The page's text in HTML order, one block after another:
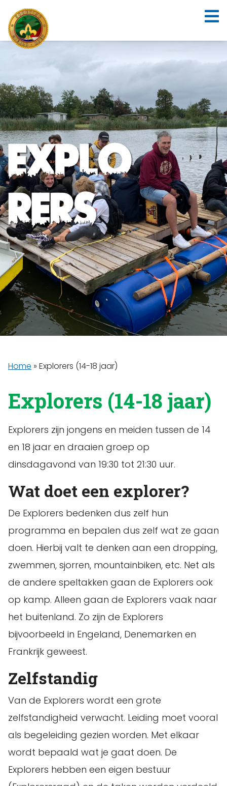
Explo
rers
Home » Explorers (14-18 jaar)
Explorers (14-18 jaar)
Explorers zijn jongens en meiden tussen de 14
en 18 jaar en draaien groep op
dinsdagavond van 19:30 tot 21:30 uur.
Wat doet een explorer?
De Explorers bedenken dus zelf hun
programma en bepalen dus zelf wat ze gaan
doen. Hierbij valt te denken aan een dropping,
zwemmen, sjorren, mountainbiken, etc. Net als
de andere speltakken gaan de Explorers ook
op kamp. Alleen gaan de Explorers vaak naar
het buitenland. Zo zijn de Explorers
bijvoorbeeld in Engeland, Denemarken en
Frankrijk geweest.
Zelfstandig
Van de Explorers wordt een grote
zelfstandigheid verwacht. Leiding moet vooral
als begeleiding gezien worden. Met elkaar
wordt bepaald wat je gaat doen. De
Explorers hebben een eigen bestuur